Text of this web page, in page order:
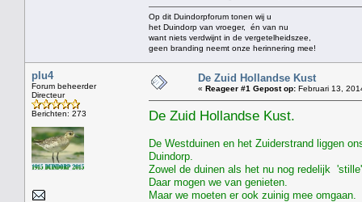
Op dit Duindorpforum tonen wij u
het Duindorp van vroeger, én van nu
want niets verdwijnt in de vergetelheidszee,
geen branding neemt onze herinnering mee!
plu4
Forum beheerder
Directeur
Berichten: 273
De Zuid Hollandse Kust
« Reageer #1 Gepost op: Februari 13,
De Zuid Hollandse Kust.
De Westduinen en het Zuiderstrand liggen
Duindorp.
Zowel de duinen als het nu nog redelijk
Daar mogen we van genieten.
Maar we moeten er ook zuinig mee omgaan.